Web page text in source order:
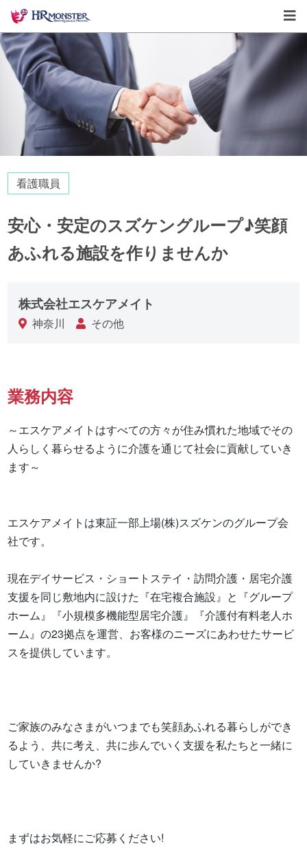
看護職員
安心・安定のスズケングループ♪笑顔
あふれる施設を作りませんか
株式会社エスケアメイト
神奈川 その他
業務内容
～エスケアメイトはすべての方々が住み慣れた地域でその
人らしく暮らせるように介護を通じて社会に貢献していき
ます～
エスケアメイトは東証一部上場(株)スズケンのグループ会
社です。
現在デイサービス・ショートステイ・訪問介護・居宅介護
支援を同じ敷地内に設けた『在宅複合施設』と『グループ
ホーム』『小規模多機能型居宅介護』『介護付有料老人ホ
ーム』の23拠点を運営、お客様のニーズにあわせたサービ
スを提供しています。
ご家族のみなさまがいつまでも笑顔あふれる暮らしができ
るよう、共に考え、共に歩んでいく支援を私たちと一緒に
していきませんか?
まずはお気軽にご応募ください!